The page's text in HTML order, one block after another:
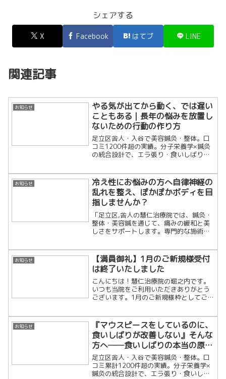
シェアする
X Facebook はてブ LINE
関連記事
お知らせ
やる気が出てから動く、では遅い
こともある｜長年の悩みを放置し
ないための行動の作り方
足立区舎人・入谷で美容鍼灸・整体。口
コミ1200件超の実績。分子栄養学×鍼灸
の統合設計で、エラ張り・食いしばり・
ための隠れ家治療院です。
お知らせ
冷え性にお悩みの方へ自律神経の
乱れを整え、ぽかぽかボディを目
指しませんか？
「足立区,舎人の慧仁治療院では、鍼灸・
整体・美容鍼を通じて、痛みの緩和と美
しさをサポートします。専門的な施術で
う！」
お知らせ
【満員御礼】1月のご新規様受付
は終了いたしました
こんにちは！慧仁治療院の堀之内です。
いつも当院をご利用いただきありがとう
ございます。1月のご新規様枠としてご用
き、定員に達しましたため、本日をもっ
て1月の新規受付を早期...
お知らせ
『マウスピースをしているのに、
食いしばりが改善しない』そんな
方へ──食いしばりの本当の原因
と鍼灸という選択肢
足立区舎人・入谷で美容鍼灸・整体。口
コミ累計1200件超の実績。分子栄養学×
鍼灸の統合設計で、エラ張り・食いしば